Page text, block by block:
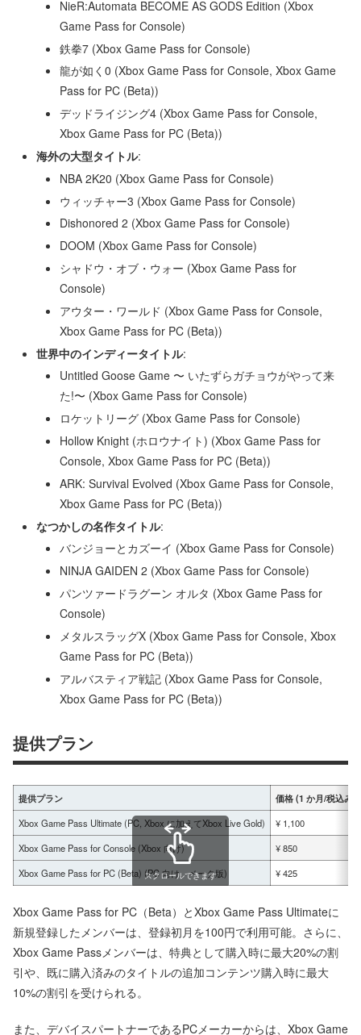
NieR:Automata BECOME AS GODS Edition (Xbox
Game Pass for Console)
鉄拳7 (Xbox Game Pass for Console)
龍が如く0 (Xbox Game Pass for Console, Xbox Game
Pass for PC (Beta))
デッドライジング4 (Xbox Game Pass for Console,
Xbox Game Pass for PC (Beta))
海外の大型タイトル:
NBA 2K20 (Xbox Game Pass for Console)
ウィッチャー3 (Xbox Game Pass for Console)
Dishonored 2 (Xbox Game Pass for Console)
DOOM (Xbox Game Pass for Console)
シャドウ・オブ・ウォー (Xbox Game Pass for
Console)
アウター・ワールド (Xbox Game Pass for Console,
Xbox Game Pass for PC (Beta))
世界中のインディータイトル:
Untitled Goose Game 〜 いたずらガチョウがやって来
た!〜 (Xbox Game Pass for Console)
ロケットリーグ (Xbox Game Pass for Console)
Hollow Knight (ホロウナイト) (Xbox Game Pass for
Console, Xbox Game Pass for PC (Beta))
ARK: Survival Evolved (Xbox Game Pass for Console,
Xbox Game Pass for PC (Beta))
なつかしの名作タイトル:
バンジョーとカズーイ (Xbox Game Pass for Console)
NINJA GAIDEN 2 (Xbox Game Pass for Console)
パンツァードラグーン オルタ (Xbox Game Pass for
Console)
メタルスラッグX (Xbox Game Pass for Console, Xbox
Game Pass for PC (Beta))
アルバスティア戦記 (Xbox Game Pass for Console,
Xbox Game Pass for PC (Beta))
提供プラン
提供プラン
価格 (1 か月/税込み）
Xbox Game Pass Ultimate (PC, Xbox に加えてXbox Live Gold)
¥ 1,100
Xbox Game Pass for Console (Xbox 向け)
¥ 850
Xbox Game Pass for PC (Beta) (PC 向け、ベータ版)
¥ 425
スクロールできます
Xbox Game Pass for PC（Beta）とXbox Game Pass Ultimateに
新規登録したメンバーは、登録初月を100円で利用可能。さらに、
Xbox Game Passメンバーは、特典として購入時に最大20%の割
引や、既に購入済みのタイトルの追加コンテンツ購入時に最大
10%の割引を受けられる。
また、デバイスパートナーであるPCメーカーからは、Xbox Game